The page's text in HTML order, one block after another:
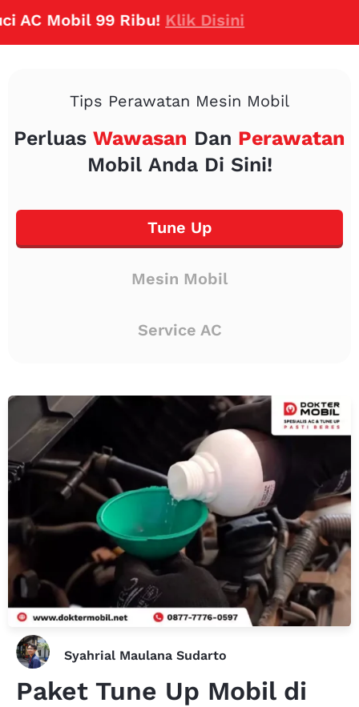
Mobil 99 Ribu!Klik Disini
Tips Perawatan Mesin Mobil
Perluas Wawasan Dan Perawatan
Mobil Anda Di Sini!
Tune Up
Mesin Mobil
Service AC
Syahrial Maulana Sudarto
Paket Tune Up Mobil di